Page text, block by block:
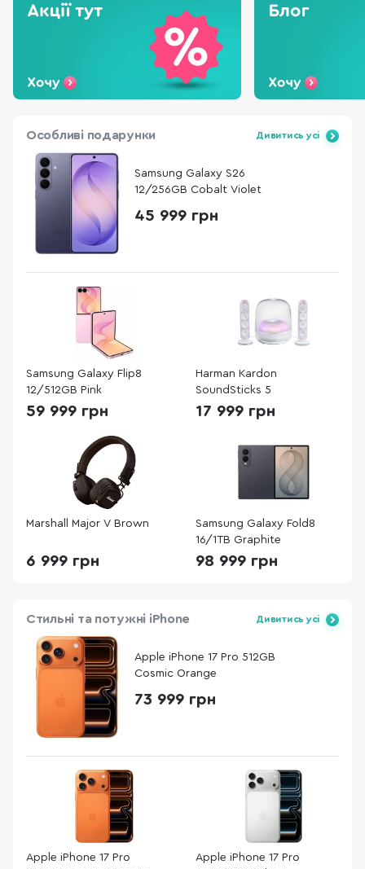
Особливі подарунки Дивитись усі
Samsung Galaxy S26
12/256GB Cobalt Violet
45 999 грн
Samsung Galaxy Flip8
12/512GB Pink
59 999 грн
Harman Kardon
SoundSticks 5
17 999 грн
Marshall Major V Brown
6 999 грн
Samsung Galaxy Fold8
16/1TB Graphite
98 999 грн
Стильні та потужні iPhone Дивитись усі
Apple iPhone 17 Pro 512GB
Cosmic Orange
73 999 грн
Apple iPhone 17 Pro
Apple iPhone 17 Pro